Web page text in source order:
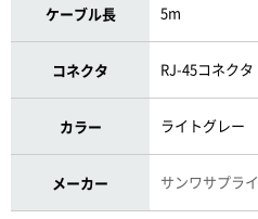
ケーブル長 5m
コネクタ RJ-45コネクタ
カラー ライトグレー
メーカー サンワサプライ